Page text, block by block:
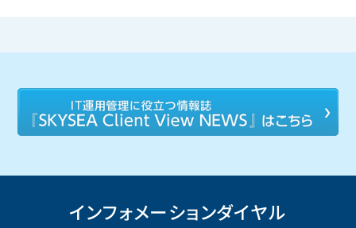
インフォメーションダイヤル